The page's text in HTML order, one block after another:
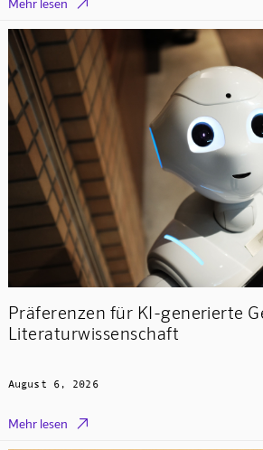
Mehr lesen
Präferenzen für KI-generierte
Literaturwissenschaft
August 6, 2026
Mehr lesen 